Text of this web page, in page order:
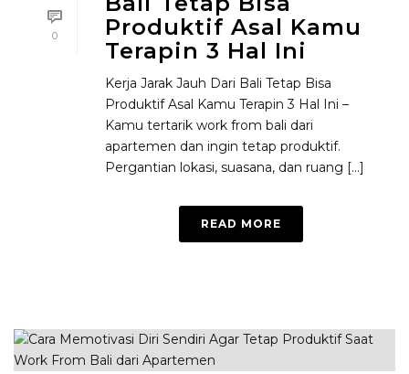
0
Produktif Asal Kamu
Terapin 3 Hal Ini
Kerja Jarak Jauh Dari Bali Tetap Bisa
Produktif Asal Kamu Terapin 3 Hal Ini –
Kamu tertarik work from bali dari
apartemen dan ingin tetap produktif.
Pergantian lokasi, suasana, dan ruang [...]
READ MORE